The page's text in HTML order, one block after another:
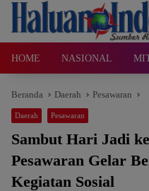
Langsung
HOME NASIONAL
Beranda Daerah Pesawaran
Daerah Pesawaran
Sambut Hari Jadi
Pesawaran Gelar
Kegiatan Sosial